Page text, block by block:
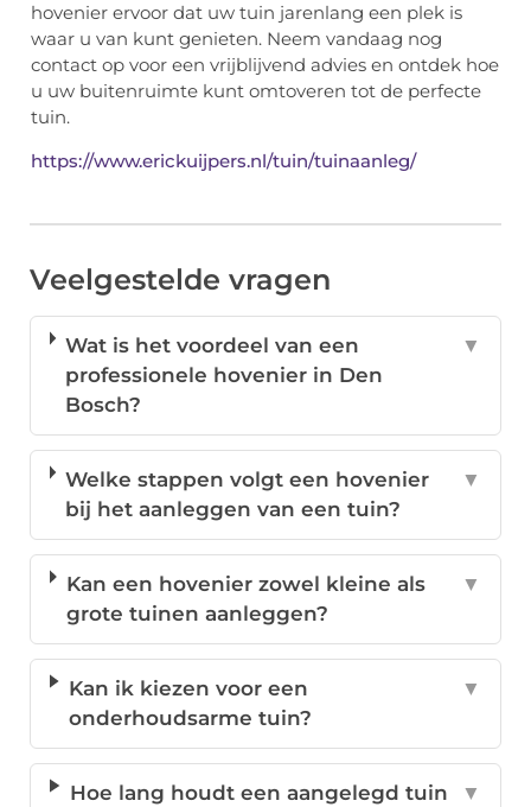
hovenier ervoor dat uw tuin jarenlang een plek is
waar u van kunt genieten. Neem vandaag nog
contact op voor een vrijblijvend advies en ontdek hoe
u uw buitenruimte kunt omtoveren tot de perfecte
tuin.
https://www.erickuijpers.nl/tuin/tuinaanleg/
Veelgestelde vragen
Wat is het voordeel van een
professionele hovenier in Den
Bosch?
▼
Welke stappen volgt een hovenier
bij het aanleggen van een tuin?
▼
Kan een hovenier zowel kleine als
grote tuinen aanleggen?
▼
Kan ik kiezen voor een
onderhoudsarme tuin?
▼
Hoe lang houdt een aangelegd tuin
▼